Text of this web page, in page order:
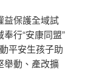
益保護全域試
行“安康同盟”
平安生孩子助
舉動、產改擴